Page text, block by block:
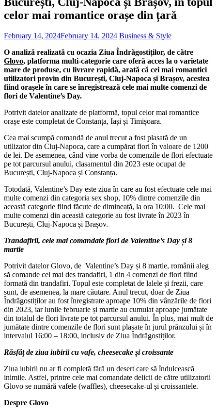
celor mai romantice orașe din țară
February 14, 2024February 14, 2024 Business & Style
O analiză realizată cu ocazia Ziua Îndrăgostiților, de către
Glovo, platforma multi-categorie care oferă acces la o varietate
mare de produse, cu livrare rapidă, arată că cei mai romantici
utilizatori provin din București, Cluj-Napoca și Brașov, acestea
fiind orașele în care se înregistrează cele mai multe comenzi de
flori de Valentine’s Day.
Potrivit datelor analizate de platformă, topul celor mai romantice
orașe este completat de Constanța, Iași și Timișoara.
Cea mai scumpă comandă de anul trecut a fost plasată de un
utilizator din Cluj-Napoca, care a cumpărat flori în valoare de 1200
de lei. De asemenea, când vine vorba de comenzile de flori efectuate
pe tot parcursul anului, clasamentul din 2023 este ocupat de
București, Cluj-Napoca și Constanța.
Totodată, Valentine’s Day este ziua în care au fost efectuate cele mai
multe comenzi din categoria sex shop, 10% dintre comenzile din
această categorie fiind făcute de dimineață, la ora 10:00. Cele mai
multe comenzi din această categorie au fost livrate în 2023 în
București, Cluj-Napoca și Brașov.
Trandafirii, cele mai comandate flori de Valentine’s Day și 8
martie
Potrivit datelor Glovo, de Valentine’s Day și 8 martie, românii aleg
să comande cel mai des trandafiri, 1 din 4 comenzi de flori fiind
formată din trandafiri. Topul este completat de lalele și frezii, care
sunt, de asemenea, la mare căutare. Anul trecut, doar de Ziua
Îndrăgostiților au fost înregistrate aproape 10% din vânzările de flori
din 2023, iar lunile februarie și martie au cumulat aproape jumătate
din totalul de flori livrate pe tot parcursul anului. În plus, mai mult de
jumătate dintre comenzile de flori sunt plasate în jurul prânzului și în
intervalul 16:00 – 18:00, inclusiv de Ziua Îndrăgostiților.
Răsfăț de ziua iubirii cu vafe, cheesecake și croissante
Ziua iubirii nu ar fi completă fără un desert care să îndulcească
inimile. Astfel, printre cele mai comandate delicii de către utilizatorii
Glovo se numără vafele (waffles), cheesecake-ul și croissantele.
Despre Glovo